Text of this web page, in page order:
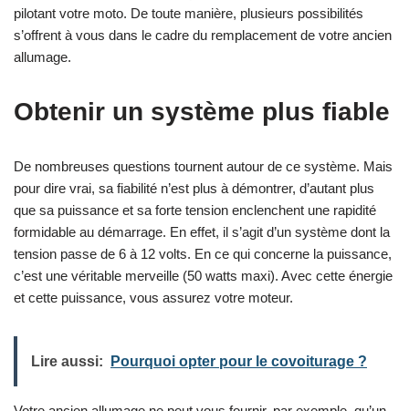
pilotant votre moto. De toute manière, plusieurs possibilités
s’offrent à vous dans le cadre du remplacement de votre ancien
allumage.
Obtenir un système plus fiable
De nombreuses questions tournent autour de ce système. Mais
pour dire vrai, sa fiabilité n’est plus à démontrer, d’autant plus
que sa puissance et sa forte tension enclenchent une rapidité
formidable au démarrage. En effet, il s’agit d’un système dont la
tension passe de 6 à 12 volts. En ce qui concerne la puissance,
c’est une véritable merveille (50 watts maxi). Avec cette énergie
et cette puissance, vous assurez votre moteur.
Lire aussi: Pourquoi opter pour le covoiturage ?